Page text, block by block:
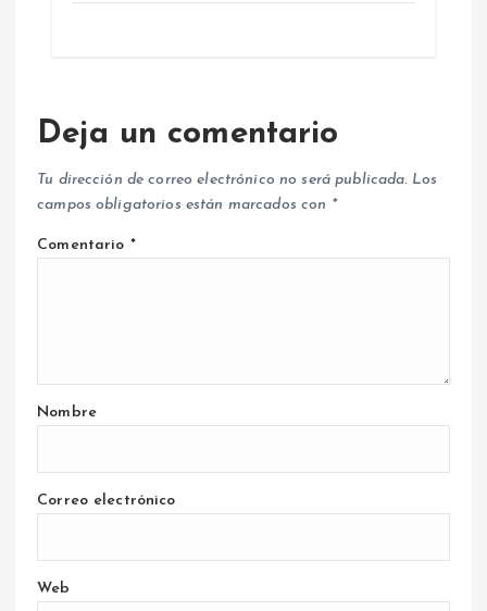
Deja un comentario
Tu dirección de correo electrónico no será publicada. Los
campos obligatorios están marcados con *
Comentario *
Nombre
Correo electrónico
Web